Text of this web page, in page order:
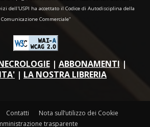
dell'USPI ha accettato il Codice di Autodisciplina della
Comunicazione Commerciale"
| ABBONAMENTI |
| LA NOSTRA LIBRERIA
Contatti
Nota sull’utilizzo dei Cookie
trasparente